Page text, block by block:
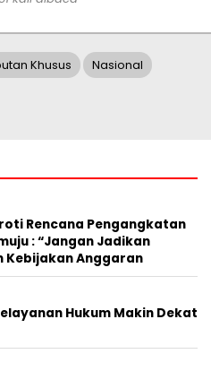
Khusus Nasional
Rencana Pengangkatan
: “Jangan Jadikan
Kebijakan Anggaran
Hukum Makin Dekat